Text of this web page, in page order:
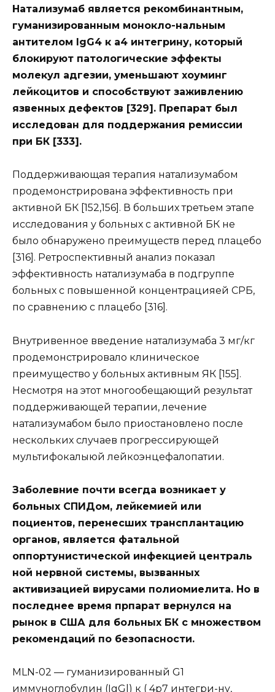
Натализумаб является рекомбинантным,
гуманизированным монокло-нальным
антителом IgG4 к а4 интегрину, который
блокируют патологические эффекты
молекул адгезии, уменьшают хоуминг
лейкоцитов и способствуют заживлению
язвенных дефектов [329]. Препарат был
исследован для поддержания ремиссии
при БК [333].
Поддерживающая терапия натализумабом
продемонстрирована эффективность при
активной БК [152,156]. В больших третьем этапе
исследования у больных с активной БК не
было обнаружено преимуществ перед плацебо
[316]. Ретроспективный анализ показал
эффективность натализумаба в подгруппе
больных с повышенной концентрацияей СРБ,
по сравнению с плацебо [316].
Внутривенное введение натализумаба 3 мг/кг
продемонстрировало клиническое
преимущество у больных активным ЯК [155].
Несмотря на этот многообещающий результат
поддерживающей терапии, лечение
натализумабом было приостановлено после
нескольких случаев прогрессирующей
мультифокалыюй лейкоэнцефалопатии.
Заболевние почти всегда возникает у
больных СПИДом, лейкемией или
поциентов, перенесших трансплантацию
органов, является фатальной
оппортунистической инфекцией централь
ной нервной системы, вызванных
активизацией вирусами полиомиелита. Но в
последнее время прпарат вернулся на
рынок в США для больных БК с множеством
рекомендаций по безопасности.
MLN-02 — гуманизированный G1
иммуноглобулин (IgGl) к ( 4р7 интегри-ну,